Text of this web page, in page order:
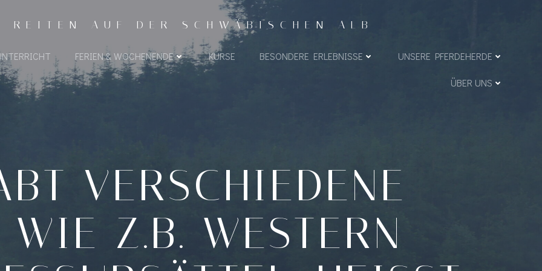
AUF DER SCHWÄBISCHEN ALB
FERIEN & WOCHENENDE KURSE BESONDERE ERLEBNISSE UNSERE PFERDEHERDE
ÜBER UNS
VERSCHIEDENE
Z.B. WESTERN-